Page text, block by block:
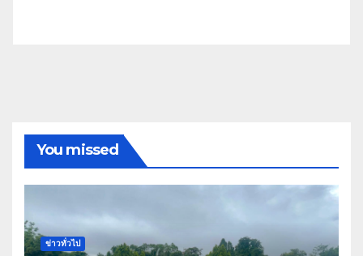
You missed
ข่าวทั่วไป